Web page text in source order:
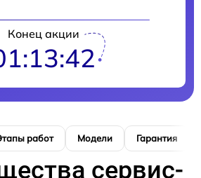
Конец акции
работ Модели Гарантия
сервис-